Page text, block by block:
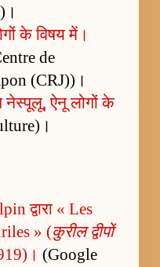
के विषय में।
de
(CRJ))।
नेस्पूलू, ऐनू लोगों के
द्वारा « Les
» (कुरील द्वीपों
(Google